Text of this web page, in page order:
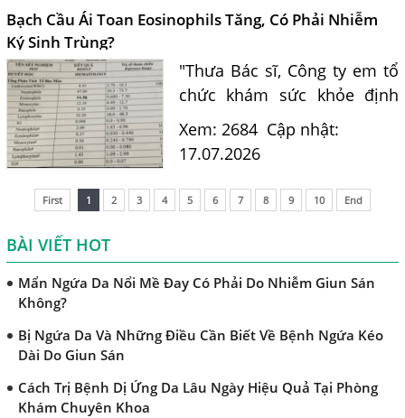
vấn cách nhận biết...
Bạch Cầu Ái Toan Eosinophils Tăng, Có Phải Nhiễm
Ký Sinh Trùng?
"Thưa Bác sĩ, Công ty em tổ
chức khám sức khỏe định
kỳ. Kết quả xét nghiệm máu
của em có chỉ số bạch cầu ái
11.7%. Em nghe nói chỉ...
Xem: 2684 Cập nhật:
17.07.2026
First 1 2 3 4 5 6 7 8 9 10 End
BÀI VIẾT HOT
Những Điều Cần Biết Về Giun Hình Ống
Chẩn Đoán Và Điều Trị Bệnh Amip Ở Não
Bệnh Sán Chó Dấu Hiệu Nhận Biết Và Thời Gian Trị Bệnh
Sán Chó
Trị Bệnh Sán Chó Có Khỏi Bệnh Ngứa Da Không?
TRIỆU CHỨNG GIUN SÁN CHÓ MÈO
Khi Trẻ Bị Dị Ứng Da Cần Làm Xét Nghiệm Gì Tìm Nguyên
Điều trị bệnh sán lá gan ở đâu?
Mẩn Ngứa Da Nổi Mề Đay Có Phải Do Nhiễm Giun Sán
Không?
Bị Ngứa Da Và Những Điều Cần Biết Về Bệnh Ngứa Kéo
Dài Do Giun Sán
Cách Trị Bệnh Dị Ứng Da Lâu Ngày Hiệu Quả Tại Phòng
Khám Chuyên Khoa